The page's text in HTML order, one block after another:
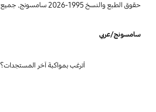
حقوق الطبع والنسخ 1995-2026 سامسونج. جميع الحقوق محفوظة.
سامسونج/عربي
أترغب بمواكبة آخر المستجدات؟